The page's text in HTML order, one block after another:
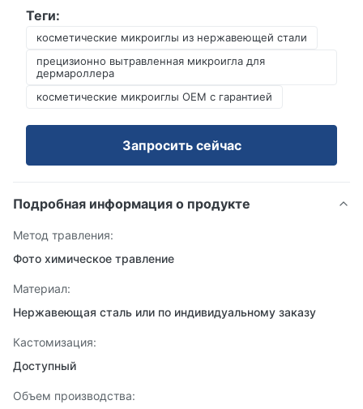
Теги:
косметические микроиглы из нержавеющей стали
прецизионно вытравленная микроигла для
дермароллера
косметические микроиглы OEM с гарантией
Запросить сейчас
Подробная информация о продукте
Метод травления:
Фото химическое травление
Материал:
Нержавеющая сталь или по индивидуальному заказу
Кастомизация:
Доступный
Объем производства: